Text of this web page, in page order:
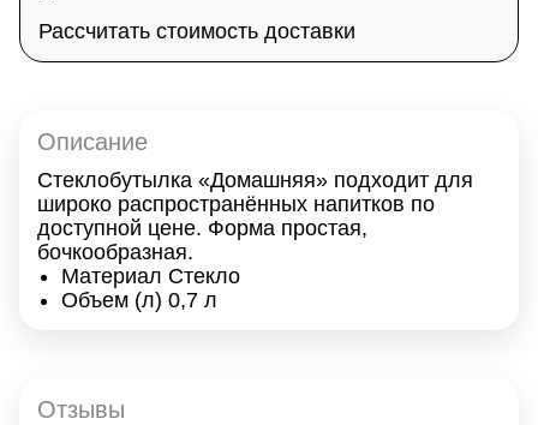
Рассчитать стоимость доставки
Описание
Стеклобутылка «Домашняя» подходит для
широко распространённых напитков по
доступной цене. Форма простая,
бочкообразная.
Материал Стекло
Объем (л) 0,7 л
Отзывы